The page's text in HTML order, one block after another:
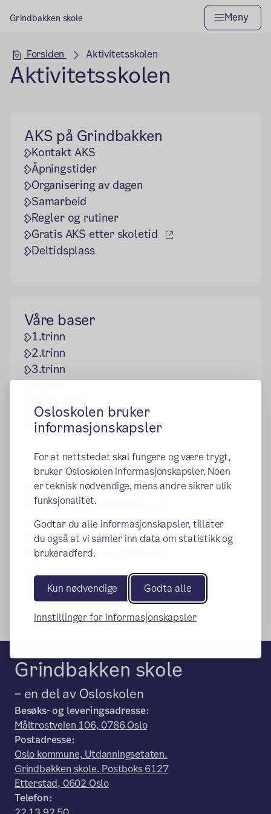
Osloskolen bruker
informasjonskapsler
For at nettstedet skal fungere og være trygt,
bruker Osloskolen informasjonskapsler. Noen
er teknisk nødvendige, mens andre sikrer ulik
funksjonalitet.
Godtar du alle informasjonskapsler, tillater
du også at vi samler inn data om statistikk og
brukeradferd.
Kun nødvendige Godta alle
Innstillinger for informasjonskapsler
Grindbakken skole Meny
Hovedseksjon
Forsiden Aktivitetsskolen
Aktivitetsskolen
AKS på Grindbakken
Kontakt AKS
Åpningstider
Organisering av dagen
Samarbeid
Regler og rutiner
Gratis AKS etter skoletid
(ekstern lenke)
Deltidsplass
Våre baser
1.trinn
2.trinn
3.trinn
Avdelingsleder for AKS
Aktivitetsskolen i Oslo
Hva er Aktivitetsskolen
Priser
(ekstern lenke)
Heldagsplass eller halvdagsplass
(ekstern
Søk om plass for ditt barn
Oppsigelse av plass
Grindbakken skole
– en del av Osloskolen
Besøks- og leveringsadresse:
Måltrostveien 106, 0786 Oslo
Postadresse:
Oslo kommune, Utdanningsetaten.
Grindbakken skole. Postboks 6127
Etterstad, 0602 Oslo
Telefon: